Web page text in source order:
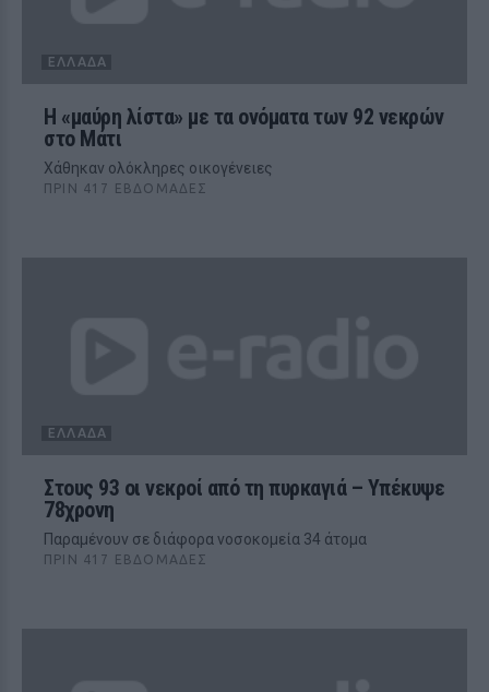
ΕΛΛΆΔΑ
Η «μαύρη λίστα» με τα ονόματα των 92 νεκρών
στο Μάτι
Χάθηκαν ολόκληρες οικογένειες
ΠΡΙΝ 417 ΕΒΔΟΜΆΔΕΣ
ΕΛΛΆΔΑ
Στους 93 οι νεκροί από τη πυρκαγιά – Υπέκυψε
78χρονη
Παραμένουν σε διάφορα νοσοκομεία 34 άτομα
ΠΡΙΝ 417 ΕΒΔΟΜΆΔΕΣ